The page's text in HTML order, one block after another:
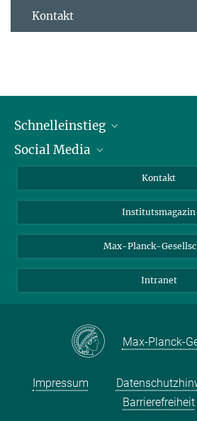
Kontakt
Schnelleinstieg
Alumni
Schulen
Studierende
Social Media
Facebook
YouTube
Kontakt
Institutsmagazin
Max-Planck-
Intranet
Max-Planck-
Impressum
Barrierefreiheit